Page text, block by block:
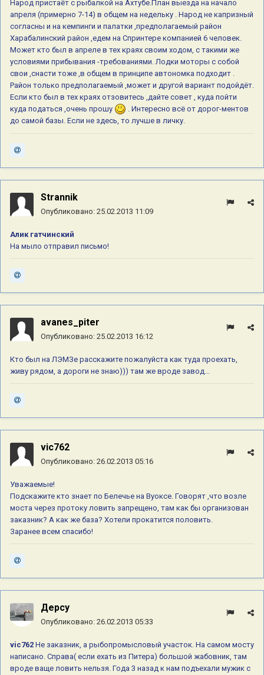
Народ пристаёт с рыбалкой на Ахтубе.План выезда на начало
апреля (примерно 7-14) в общем на недельку . Народ не капризный
согласны и на кемпинги и палатки ,предполагаемый район
Харабалинский район ,едем на Спринтере компанией 6 человек.
Может кто был в апреле в тех краях своим ходом, с такими же
условиями прибывания -требованиями. Лодки моторы с собой
свои ,снасти тоже ,в общем в принципе автономка подходит .
Район только предполагаемый ,может и другой вариант подойдёт.
Если кто был в тех краях отзовитесь ,дайте совет , куда пойти
куда податься ,очень прошу
. Интересно всё от дорог-ментов
до самой базы. Если не здесь, то лучше в личку.
Strannik
Опубликовано: 25.02.2013 11:09
Алик гатчинский
На мыло отправил письмо!
avanes_piter
Опубликовано: 25.02.2013 16:12
Кто был на ЛЭМЗе расскажите пожалуйста как туда проехать,
живу рядом, а дороги не знаю))) там же вроде завод...
vic762
Опубликовано: 26.02.2013 05:16
Уважаемые!
Подскажите кто знает по Белечье на Вуоксе. Говорят ,что возле
моста через протоку ловить запрещено, там как бы организован
заказник? А как же база? Хотели прокатится половить.
Заранее всем спасибо!
Дерсу
Опубликовано: 26.02.2013 05:33
vic762 Не заказник, а рыбопромысловый участок. На самом мосту
написано. Справа( если ехать из Питера) большой жабовник, там
вроде ваще ловить нельзя. Года 3 назад к нам подъехали мужик с